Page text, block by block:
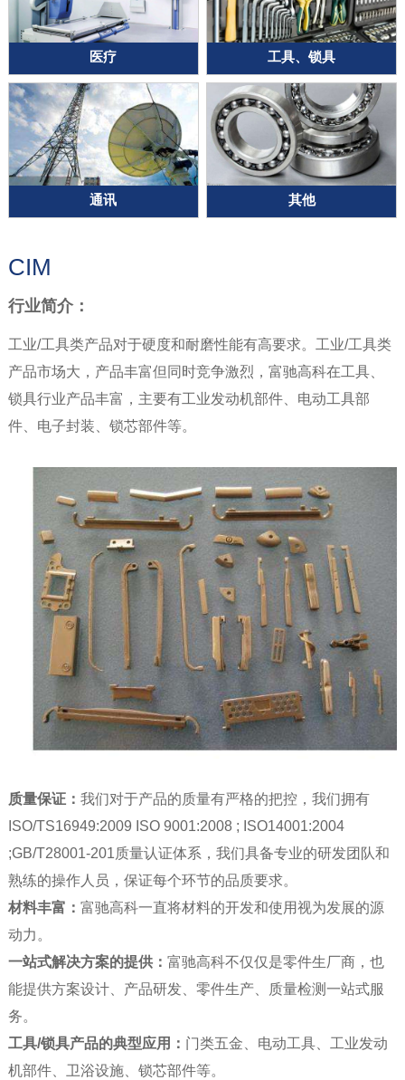
医疗 工具、锁具
通讯 其他
CIM
行业简介：
工业/工具类产品对于硬度和耐磨性能有高要求。工业/工具类
产品市场大，产品丰富但同时竞争激烈，富驰高科在工具、
锁具行业产品丰富，主要有工业发动机部件、电动工具部
件、电子封装、锁芯部件等。
质量保证： 我们对于产品的质量有严格的把控，我们拥有
ISO/TS16949:2009 ISO 9001:2008 ; ISO14001:2004
;GB/T28001-201质量认证体系，我们具备专业的研发团队和
熟练的操作人员，保证每个环节的品质要求。
材料丰富： 富驰高科一直将材料的开发和使用视为发展的源
动力。
一站式解决方案的提供： 富驰高科不仅仅是零件生厂商，也
能提供方案设计、产品研发、零件生产、质量检测一站式服
务。
工具/锁具产品的典型应用： 门类五金、电动工具、工业发动
机部件、卫浴设施、锁芯部件等。